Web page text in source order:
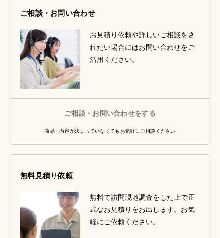
ご相談・お問い合わせ
お見積り依頼や詳しいご相談をさ
れたい場合にはお問い合わせをご
活用ください。
ご相談・お問い合わせをする
商品・内容が決まっていなくてもお気軽にご相談ください
無料見積り依頼
無料で訪問現地調査をした上で正
式なお見積りをお出します。お気
軽にご依頼ください。